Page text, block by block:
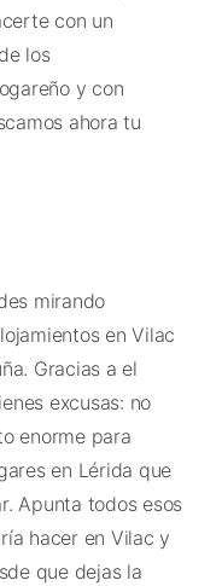
con un
los
y con
ahora tu
mirando
en Vilac
Gracias a el
excusas: no
enorme para
en Lérida que
Apunta todos esos
hacer en Vilac y
que dejas la